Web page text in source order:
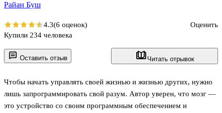
Оставить отзыв Читать отрывок
Чтобы начать управлять своей жизнью и жизнью других, нужно
лишь запрограммировать свой разум. Автор уверен, что мозг —
это устройство со своим программным обеспечением и
Райан Буш
4.3(6 оценок)
Оценить
Купили 234 человека